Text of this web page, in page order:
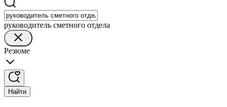
руководитель сметного отдела
Резюме
Найти